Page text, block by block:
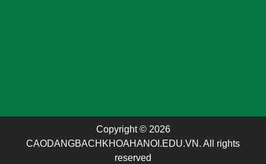
Copyright © 2026
CAODANGBACHKHOAHANOI.EDU.VN. All rights
reserved